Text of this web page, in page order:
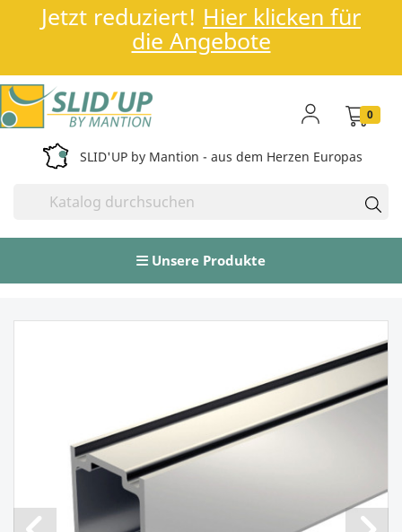
Jetzt reduziert! Hier klicken für
die Angebote
SLID'UP by Mantion - aus dem Herzen Europas
0
Unsere Produkte